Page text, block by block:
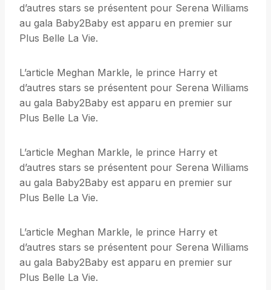
d’autres stars se présentent pour Serena Williams
au gala Baby2Baby est apparu en premier sur
Plus Belle La Vie.
L’article Meghan Markle, le prince Harry et
d’autres stars se présentent pour Serena Williams
au gala Baby2Baby est apparu en premier sur
Plus Belle La Vie.
L’article Meghan Markle, le prince Harry et
d’autres stars se présentent pour Serena Williams
au gala Baby2Baby est apparu en premier sur
Plus Belle La Vie.
L’article Meghan Markle, le prince Harry et
d’autres stars se présentent pour Serena Williams
au gala Baby2Baby est apparu en premier sur
Plus Belle La Vie.